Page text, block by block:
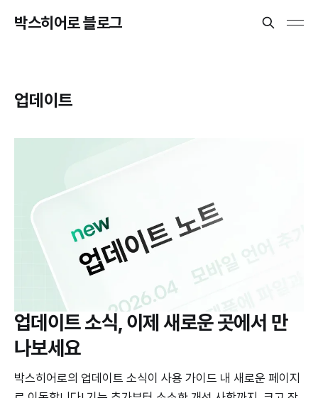
박스히어로 블로그
업데이트
업데이트 소식, 이제 새로운 곳에서 만
나보세요
박스히어로의 업데이트 소식이 사용 가이드 내 새로운 페이지